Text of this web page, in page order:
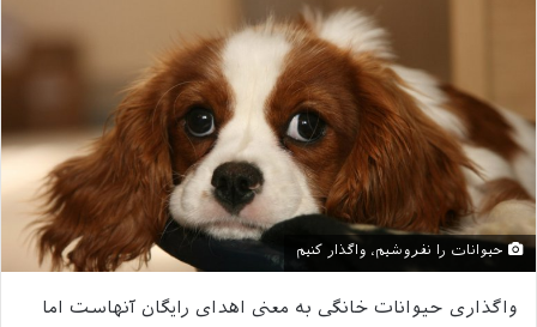
حیوانات را نفروشیم، واگذار کنیم
واگذاری حیوانات خانگی به معنی اهدای رایگان آنهاست اما